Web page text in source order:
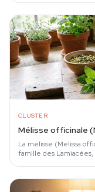
CLUSTER
Mélisse officinale
La mélisse (Melissa
famille des